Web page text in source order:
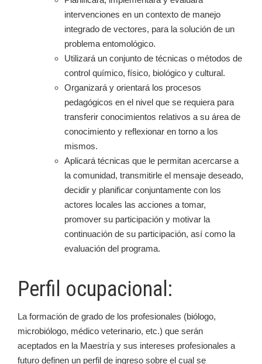
intervenciones en un contexto de manejo
integrado de vectores, para la solución de un
problema entomológico.
Utilizará un conjunto de técnicas o métodos de
control químico, físico, biológico y cultural.
Organizará y orientará los procesos
pedagógicos en el nivel que se requiera para
transferir conocimientos relativos a su área de
conocimiento y reflexionar en torno a los
mismos.
Aplicará técnicas que le permitan acercarse a
la comunidad, transmitirle el mensaje deseado,
decidir y planificar conjuntamente con los
actores locales las acciones a tomar,
promover su participación y motivar la
continuación de su participación, así como la
evaluación del programa.
Perfil ocupacional:
La formación de grado de los profesionales (biólogo,
microbiólogo, médico veterinario, etc.) que serán
aceptados en la Maestría y sus intereses profesionales a
futuro definen un perfil de ingreso sobre el cual se